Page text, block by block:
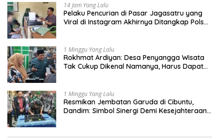
14 Jam Yang Lalu
Pelaku Pencurian di Pasar Jagasatru yang
Viral di Instagram Akhirnya Ditangkap Polsek
1 Minggu Yang Lalu
Rokhmat Ardiyan: Desa Penyangga Wisata
Tak Cukup Dikenal Namanya, Harus Dapat
1 Minggu Yang Lalu
Resmikan Jembatan Garuda di Cibuntu,
Dandim: Simbol Sinergi Demi Kesejahteraan